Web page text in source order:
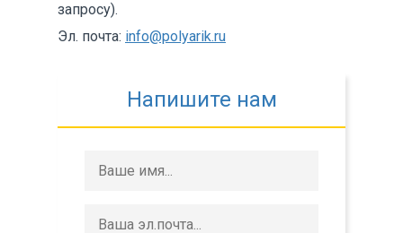
запросу).
Эл. почта: info@polyarik.ru
Напишите нам